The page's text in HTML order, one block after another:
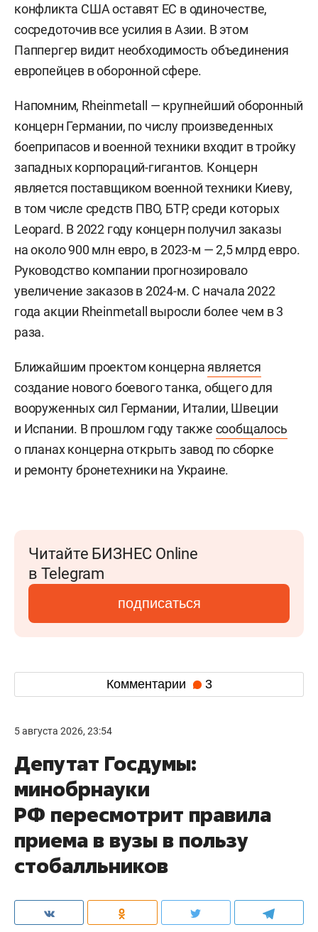
конфликта США оставят ЕС в одиночестве,
сосредоточив все усилия в Азии. В этом
Паппергер видит необходимость объединения
европейцев в оборонной сфере.
Напомним, Rheinmetall — крупнейший оборонный
концерн Германии, по числу произведенных
боеприпасов и военной техники входит в тройку
западных корпораций-гигантов. Концерн
является поставщиком военной техники Киеву,
в том числе средств ПВО, БТР, среди которых
Leopard. В 2022 году концерн получил заказы
на около 900 млн евро, в 2023-м — 2,5 млрд евро.
Руководство компании прогнозировало
увеличение заказов в 2024-м. С начала 2022
года акции Rheinmetall выросли более чем в 3
раза.
Ближайшим проектом концерна является
создание нового боевого танка, общего для
вооруженных сил Германии, Италии, Швеции
и Испании. В прошлом году также сообщалось
о планах концерна открыть завод по сборке
и ремонту бронетехники на Украине.
Читайте БИЗНЕС Online
в Telegram
подписаться
Комментарии 3
5 августа 2026, 23:54
Депутат Госдумы:
минобрнауки
РФ пересмотрит правила
приема в вузы в пользу
стобалльников